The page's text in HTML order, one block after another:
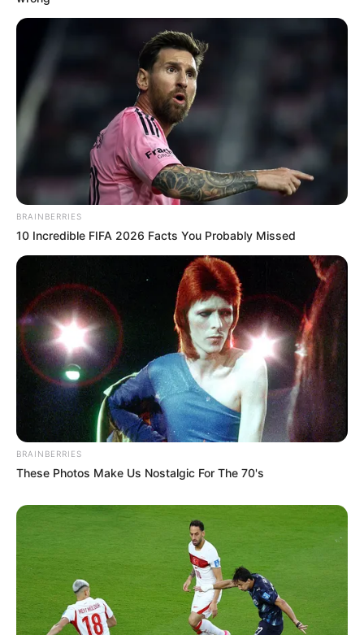
BRAINBERRIES
10 Incredible FIFA 2026 Facts You Probably Missed
BRAINBERRIES
These Photos Make Us Nostalgic For The 70's